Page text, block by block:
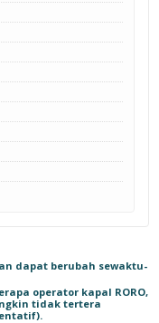
dapat berubah sewaktu-
operator kapal RORO,
tidak tertera